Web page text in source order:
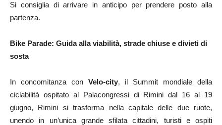
Si consiglia di arrivare in anticipo per prendere posto alla
partenza.
Bike Parade: Guida alla viabilità, strade chiuse e divieti di
sosta
In concomitanza con Velo-city, il Summit mondiale della
ciclabilità ospitato al Palacongressi di Rimini dal 16 al 19
giugno, Rimini si trasforma nella capitale delle due ruote,
unendo in un’unica grande sfilata cittadini, turisti e ospiti